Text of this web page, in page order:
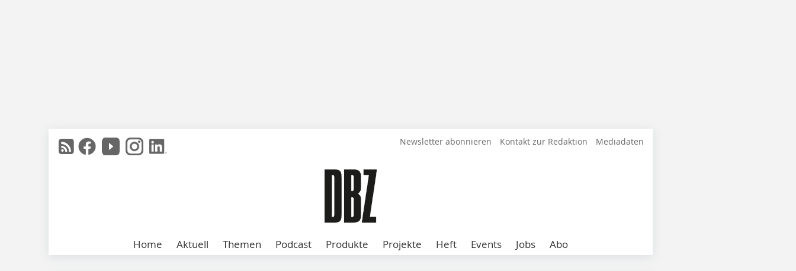
Newsletter abonnieren Kontakt zur Redaktion Mediadaten
Home Aktuell Themen Podcast Produkte Projekte Heft Events Jobs Abo